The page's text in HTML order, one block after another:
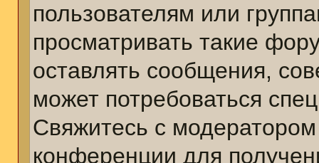
пользователям или
просматривать такие
оставлять сообщения,
может потребоваться
Свяжитесь с
конференции для